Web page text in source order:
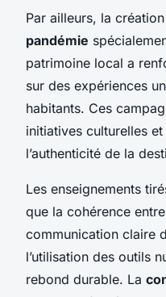
Par ailleurs, la
pandémie
patrimoine local a
sur des expériences
habitants. Ces
initiatives culturelles
l’authenticité de la
Les enseignements
que la cohérence
communication claire
l’utilisation des outils
rebond durable. La